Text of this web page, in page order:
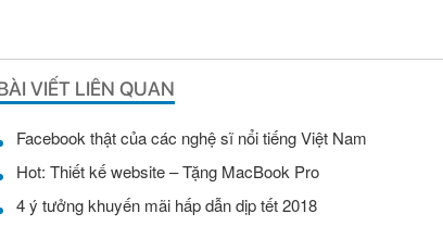
VIẾT LIÊN QUAN
Facebook thật của các nghệ sĩ nổi tiếng Việt Nam
Hot: Thiết kế website – Tặng MacBook Pro
4 ý tưởng khuyến mãi hấp dẫn dịp tết 2018